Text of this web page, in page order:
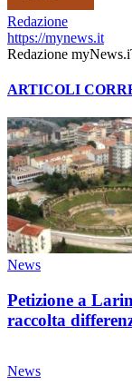
Redazione
https://mynews.it
Redazione
ARTICOLI
News
Petizione a
raccolta
News